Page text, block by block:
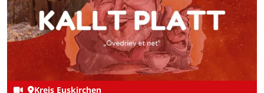
Kreis Euskirchen